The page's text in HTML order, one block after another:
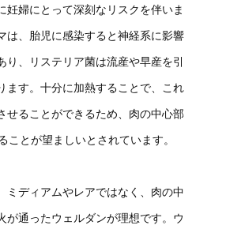
妊婦にとって深刻なリスクを伴いま
は、胎児に感染すると神経系に影響
り、リステリア菌は流産や早産を引
ます。十分に加熱することで、これ
せることができるため、肉の中心部
ことが望ましいとされています。
ミディアムやレアではなく、肉の中
が通ったウェルダンが理想です。ウ